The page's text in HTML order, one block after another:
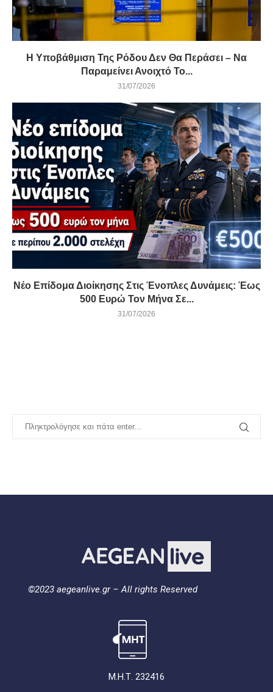
Η Υποβάθμιση Της Ρόδου Δεν Θα Περάσει – Να
Παραμείνει Ανοιχτό Το...
31/07/2026
Νέο Επίδομα Διοίκησης Στις Ένοπλες Δυνάμεις: Έως
500 Ευρώ Τον Μήνα Σε...
31/07/2026
©2023 aegeanlive.gr – All rights Reserved
Μ.Η.Τ. 232416